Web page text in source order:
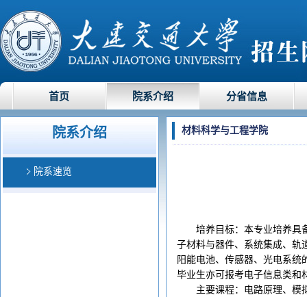
首页 院系介绍 分省信息
院系介绍
院系速览
材料科学与工程学院
培养目标：本专业培养具
子材料与器件、系统集成、轨
阳能电池、传感器、光电系
毕业生亦可报考电子信息类和
主要课程：电路原理、模